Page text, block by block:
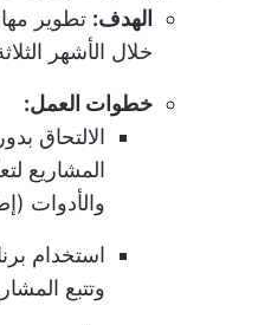
الهدف: تطوير
خلال الأشهر
خطوات العمل:
الالتحاق
المشاريع
والأدوات
استخدام
وتتبع